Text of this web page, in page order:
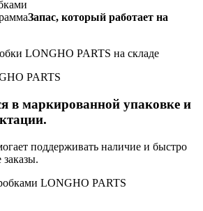
Запас, который работает на
PARTS
в маркированной упаковке и
поддерживать наличие и быстро
заказы.